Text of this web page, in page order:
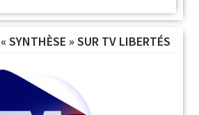
SYNTHÈSE » SUR TV LIBERTÉS